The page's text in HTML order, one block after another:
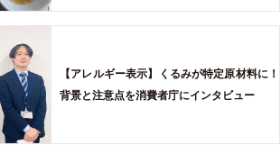
【アレルギー表示】くるみが特定原材料に！
背景と注意点を消費者庁にインタビュー